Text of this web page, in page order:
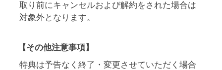
取り前にキャンセルおよび解約をされた場合は
対象外となります。
【その他注意事項】
特典は予告なく終了・変更させていただく場合